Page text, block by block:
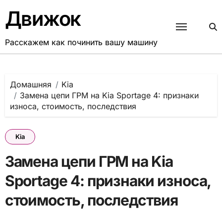
содержанию
Движок
Расскажем как починить вашу машину
Домашняя
Kia
Замена цепи ГРМ на Kia Sportage 4: признаки
износа, стоимость, последствия
Kia
Замена цепи ГРМ на Kia
Sportage 4: признаки износа,
стоимость, последствия